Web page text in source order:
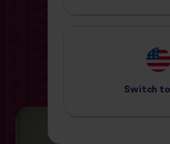
02 Mars
Switch to